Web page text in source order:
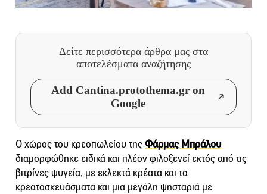
Δείτε περισσότερα άρθρα μας στα
αποτελέσματα αναζήτησης
Add Cantina.protothema.gr on
Google
Ο χώρος του κρεοπωλείου τηςΦάρμας Μπράλου
διαμορφώθηκε ειδικά και πλέον φιλοξενεί εκτός από τις
βιτρίνες ψυγεία, με εκλεκτά κρέατα και τα
κρεατοσκευάσματα και μια μεγάλη ψησταριά με